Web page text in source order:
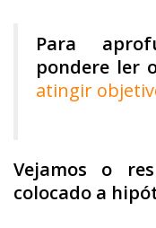
Para
pondere ler
atingir
Vejamos o
colocado a